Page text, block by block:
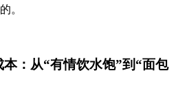
。
：从“有情饮水饱”到“面包